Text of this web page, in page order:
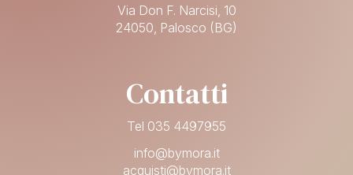
Via Don F. Narcisi, 10
24050, Palosco (BG)
Contatti
Tel 035 4497955
info@bymora.it
acquisti@bymora.it